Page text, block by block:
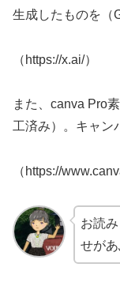
生成したものを（
（https://x.ai/）
また、canva Pro
工済み）。キャン
（https://
お読
せが